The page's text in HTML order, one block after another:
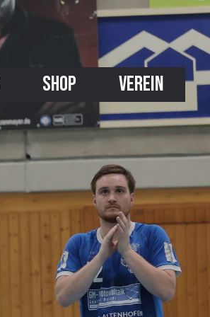
SHOP VEREIN